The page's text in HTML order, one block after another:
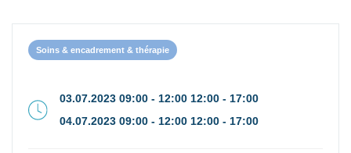
Soins & encadrement & thérapie
03.07.2023 09:00 - 12:00 12:00 - 17:00
04.07.2023 09:00 - 12:00 12:00 - 17:00